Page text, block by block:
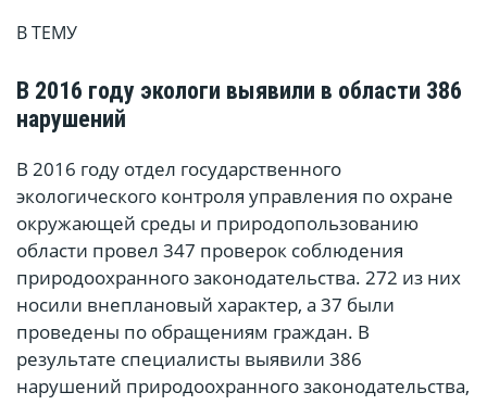
В ТЕМУ
В 2016 году экологи выявили в области 386
нарушений
В 2016 году отдел государственного
экологического контроля управления по охране
окружающей среды и природопользованию
области провел 347 проверок соблюдения
природоохранного законодательства. 272 из них
носили внеплановый характер, а 37 были
проведены по обращениям граждан. В
результате специалисты выявили 386
нарушений природоохранного законодательства,